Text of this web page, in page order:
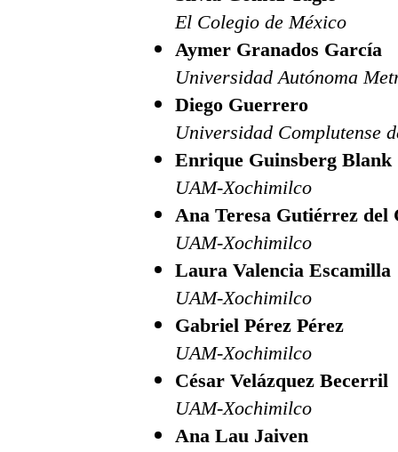
El Colegio de México
Aymer Granados García
Universidad Autónoma
Diego Guerrero
Universidad Complutense
Enrique Guinsberg Blank
UAM-Xochimilco
Ana Teresa Gutiérrez del
UAM-Xochimilco
Laura Valencia Escamilla
UAM-Xochimilco
Gabriel Pérez Pérez
UAM-Xochimilco
César Velázquez Becerril
UAM-Xochimilco
Ana Lau Jaiven